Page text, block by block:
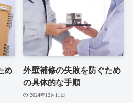
め
外壁補修の失敗を防ぐため
の具体的な手順
2024年12月11日